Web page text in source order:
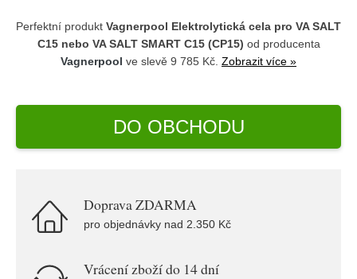
Perfektní produkt Vagnerpool Elektrolytická cela pro VA SALT
C15 nebo VA SALT SMART C15 (CP15) od producenta
Vagnerpool ve slevě 9 785 Kč. Zobrazit více »
DO OBCHODU
Doprava ZDARMA
pro objednávky nad 2.350 Kč
Vrácení zboží do 14 dní